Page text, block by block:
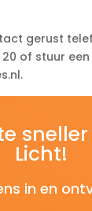
gerust
20 of stuur
Licht!
in en